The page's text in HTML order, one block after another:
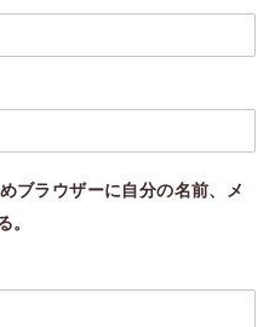
ブラウザーに自分の名前、メ